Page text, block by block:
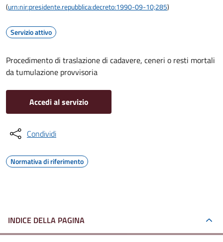
(urn:nir:presidente.repubblica:decreto:1990-09-10;285)
Servizio attivo
Procedimento di traslazione di cadavere, ceneri o resti mortali
da tumulazione provvisoria
Accedi al servizio
Condividi
Normativa di riferimento
INDICE DELLA PAGINA